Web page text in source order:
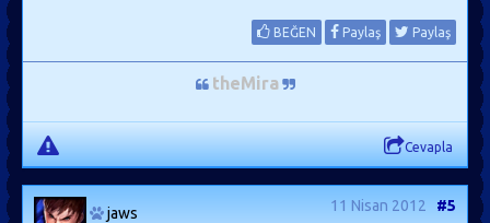
BEĞEN Paylaş Paylaş
theMira
Cevapla
jaws 11 Nisan 2012 #5